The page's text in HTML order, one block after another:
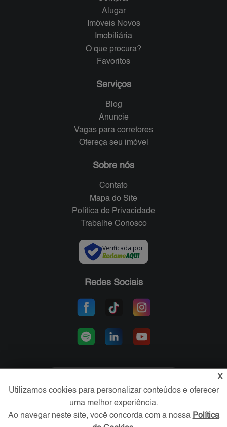
Alugar
Imóveis Novos
Imobiliária
O que procura?
Favoritos
Serviços
Blog
Anuncie
Vagas para corretores
Ofereça seu imóvel
Sobre nós
Contato
Mapa do Site
Política de Privacidade
Trabalhe Conosco
Verificada por
Redes Sociais
Área exclusiva aos anunciantes,
acesse sua conta:
X
Utilizamos cookies para personalizar conteúdos e oferecer
uma melhor experiência.
Ao navegar neste site, você concorda com a nossa Política